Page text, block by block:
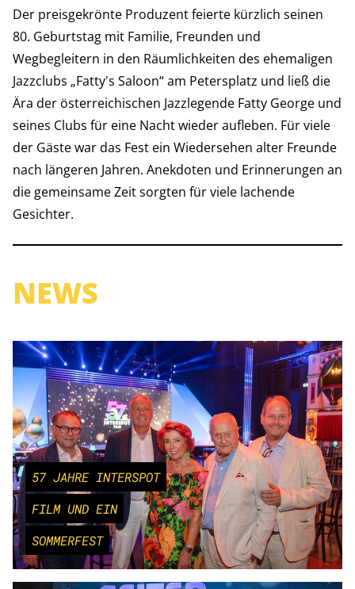
Der preisgekrönte Produzent feierte kürzlich seinen
80. Geburtstag mit Familie, Freunden und
Wegbegleitern in den Räumlichkeiten des ehemaligen
Jazzclubs „Fatty's Saloon“ am Petersplatz und ließ die
Ära der österreichischen Jazzlegende Fatty George und
seines Clubs für eine Nacht wieder aufleben. Für viele
der Gäste war das Fest ein Wiedersehen alter Freunde
nach längeren Jahren. Anekdoten und Erinnerungen an
die gemeinsame Zeit sorgten für viele lachende
Gesichter.
NEWS
57 JAHRE INTERSPOT
FILM UND EIN
SOMMERFEST